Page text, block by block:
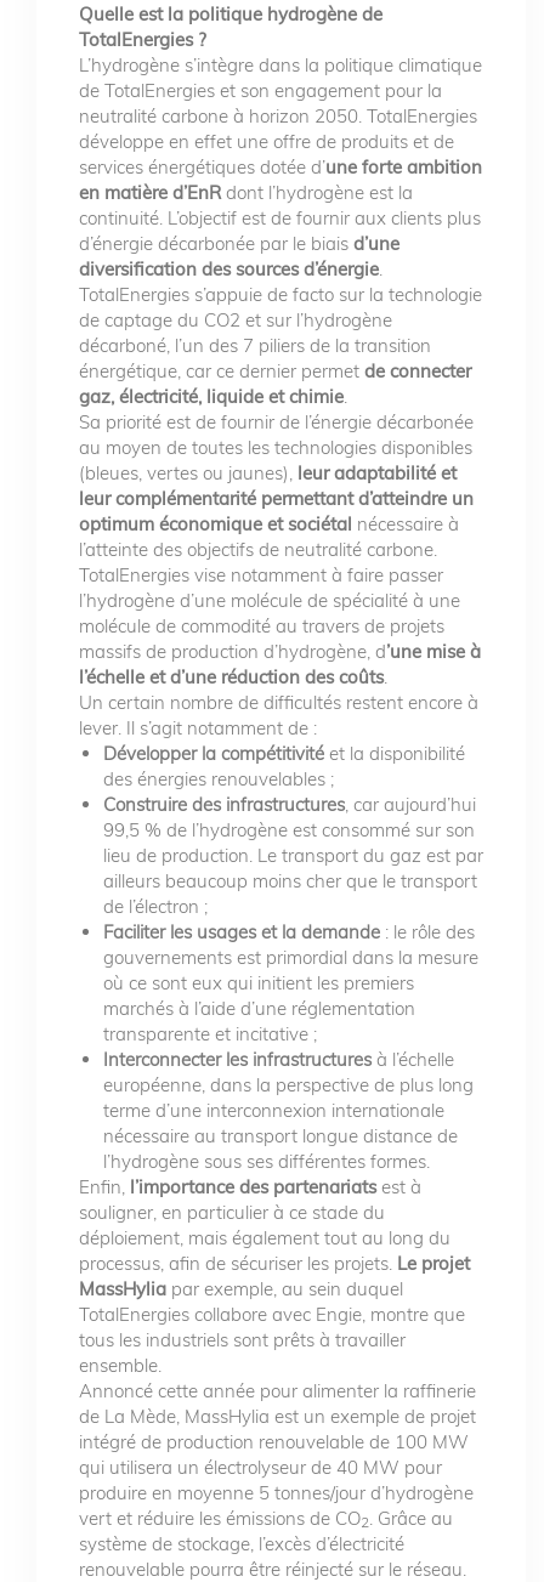
Quelle est la politique hydrogène de
TotalEnergies ?
L’hydrogène s’intègre dans la politique climatique
de TotalEnergies et son engagement pour la
neutralité carbone à horizon 2050. TotalEnergies
développe en effet une offre de produits et de
services énergétiques dotée d’une forte ambition
en matière d’EnR dont l’hydrogène est la
continuité. L’objectif est de fournir aux clients plus
d’énergie décarbonée par le biais d’une
diversification des sources d’énergie
TotalEnergies s’appuie de facto sur la technologie
de captage du CO2 et sur l’hydrogène
décarboné, l’un des 7 piliers de la transition
énergétique, car ce dernier permet de connecter
gaz, électricité, liquide et chimie
Sa priorité est de fournir de l’énergie décarbonée
au moyen de toutes les technologies disponibles
(bleues, vertes ou jaunes), leur adaptabilité et
leur complémentarité permettant d’atteindre un
optimum économique et sociétal nécessaire à
l’atteinte des objectifs de neutralité carbone.
TotalEnergies vise notamment à faire passer
l’hydrogène d’une molécule de spécialité à une
molécule de commodité au travers de projets
massifs de production d’hydrogène, d’une mise à
l’échelle et d’une réduction des coûts.
Un certain nombre de difficultés restent encore à
lever. Il s’agit notamment de :
Développer la compétitivité et la disponibilité
des énergies renouvelables ;
Construire des infrastructures , car aujourd’hui
99,5 % de l’hydrogène est consommé sur son
lieu de production. Le transport du gaz est par
ailleurs beaucoup moins cher que le transport
de l’électron ;
Faciliter les usages et la demande : le rôle des
gouvernements est primordial dans la mesure
où ce sont eux qui initient les premiers
marchés à l’aide d’une réglementation
transparente et incitative ;
Interconnecter les infrastructures à l’échelle
européenne, dans la perspective de plus long
terme d’une interconnexion internationale
nécessaire au transport longue distance de
l’hydrogène sous ses différentes formes.
Enfin, l’importance des partenariatsest à
souligner, en particulier à ce stade du
déploiement, mais également tout au long du
processus, afin de sécuriser les projets. Le projet
MassHylia par exemple, au sein duquel
TotalEnergies collabore avec Engie, montre que
tous les industriels sont prêts à travailler
ensemble.
Annoncé cette année pour alimenter la raffinerie
de La Mède, MassHylia est un exemple de projet
intégré de production renouvelable de 100 MW
qui utilisera un électrolyseur de 40 MW pour
produire en moyenne 5 tonnes/jour d’hydrogène
vert et réduire les émissions de CO2 . Grâce au
système de stockage, l’excès d’électricité
renouvelable pourra être réinjecté sur le réseau.